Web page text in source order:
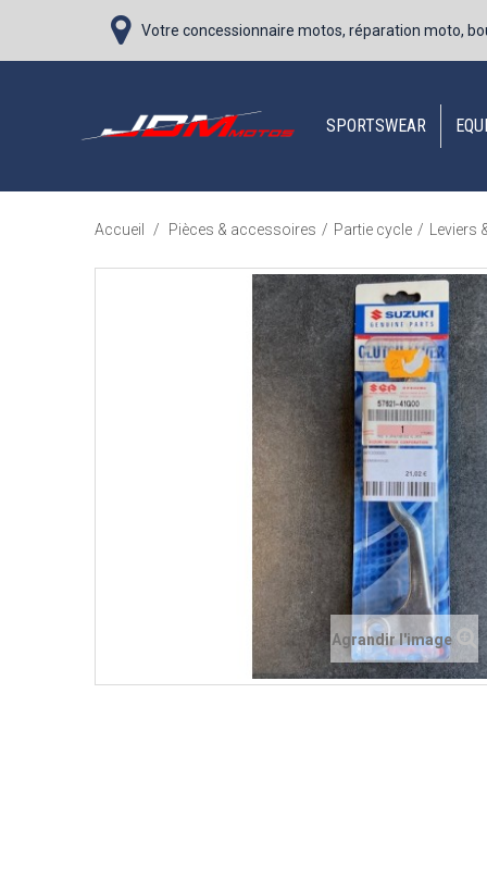
Votre concessionnaire motos, réparation moto,
SPORTSWEAR
Accueil / Pièces & accessoires / Partie cycle /
Agrandir l'image